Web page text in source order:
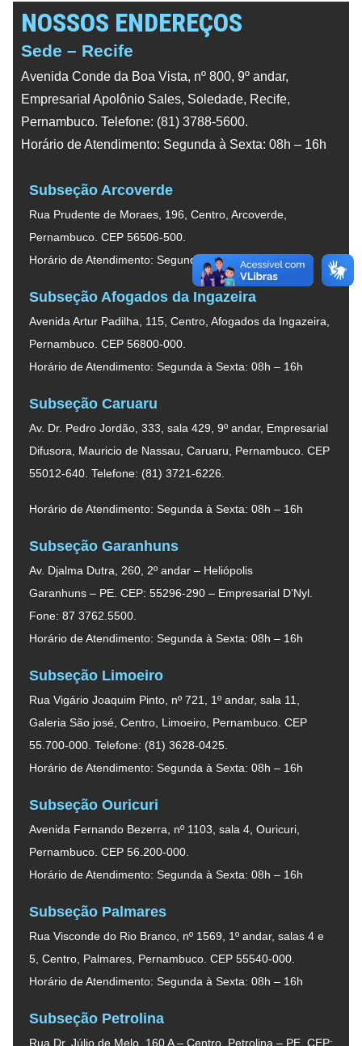
NOSSOS ENDEREÇOS
Sede – Recife
Avenida Conde da Boa Vista, nº 800, 9º andar,
Empresarial Apolônio Sales, Soledade, Recife,
Pernambuco. Telefone: (81) 3788-5600.
Horário de Atendimento: Segunda à Sexta: 08h – 16h
Subseção Arcoverde
Rua Prudente de Moraes, 196, Centro, Arcoverde,
Pernambuco. CEP 56506-500.
Horário de Atendimento: Segunda à Sexta: 08h – 16h
Subseção Afogados da Ingazeira
Avenida Artur Padilha, 115, Centro, Afogados da Ingazeira,
Pernambuco. CEP 56800-000.
Horário de Atendimento: Segunda à Sexta: 08h – 16h
Subseção Caruaru
Av. Dr. Pedro Jordão, 333, sala 429, 9º andar, Empresarial
Difusora, Mauricio de Nassau, Caruaru, Pernambuco. CEP
55012-640. Telefone: (81) 3721-6226.
Horário de Atendimento: Segunda à Sexta: 08h – 16h
Subseção Garanhuns
Av. Djalma Dutra, 260, 2º andar – Heliópolis
Garanhuns – PE. CEP: 55296-290 – Empresarial D’Nyl.
Fone: 87 3762.5500.
Horário de Atendimento: Segunda à Sexta: 08h – 16h
Subseção Limoeiro
Rua Vigário Joaquim Pinto, nº 721, 1º andar, sala 11,
Galeria São josé, Centro, Limoeiro, Pernambuco. CEP
55.700-000. Telefone: (81) 3628-0425.
Horário de Atendimento: Segunda à Sexta: 08h – 16h
Subseção Ouricuri
Avenida Fernando Bezerra, nº 1103, sala 4, Ouricuri,
Pernambuco. CEP 56.200-000.
Horário de Atendimento: Segunda à Sexta: 08h – 16h
Subseção Palmares
Rua Visconde do Rio Branco, nº 1569, 1º andar, salas 4 e
5, Centro, Palmares, Pernambuco. CEP 55540-000.
Horário de Atendimento: Segunda à Sexta: 08h – 16h
Subseção Petrolina
Rua Dr. Júlio de Melo, 160 A – Centro, Petrolina – PE. CEP: